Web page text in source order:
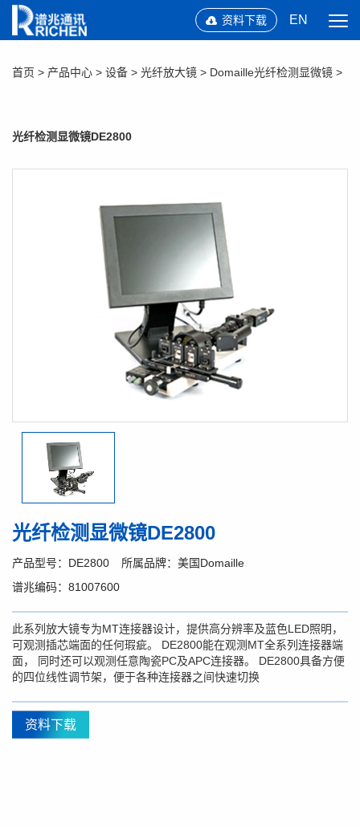
资料下载 EN
首页 > 产品中心 > 设备 > 光纤放大镜 > Domaille光纤检测显微镜 >
光纤检测显微镜DE2800
光纤检测显微镜DE2800
产品型号：DE2800
所属品牌：美国Domaille
谱兆编码：81007600
此系列放大镜专为MT连接器设计，提供高分辨率及蓝色LED照明，
可观测插芯端面的任何瑕疵。 DE2800能在观测MT全系列连接器端
面， 同时还可以观测任意陶瓷PC及APC连接器。 DE2800具备方便
的四位线性调节架，便于各种连接器之间快速切换
资料下载